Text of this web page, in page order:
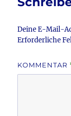
o
k
Deine E-Mail-
Erforderliche
KOMMENTAR